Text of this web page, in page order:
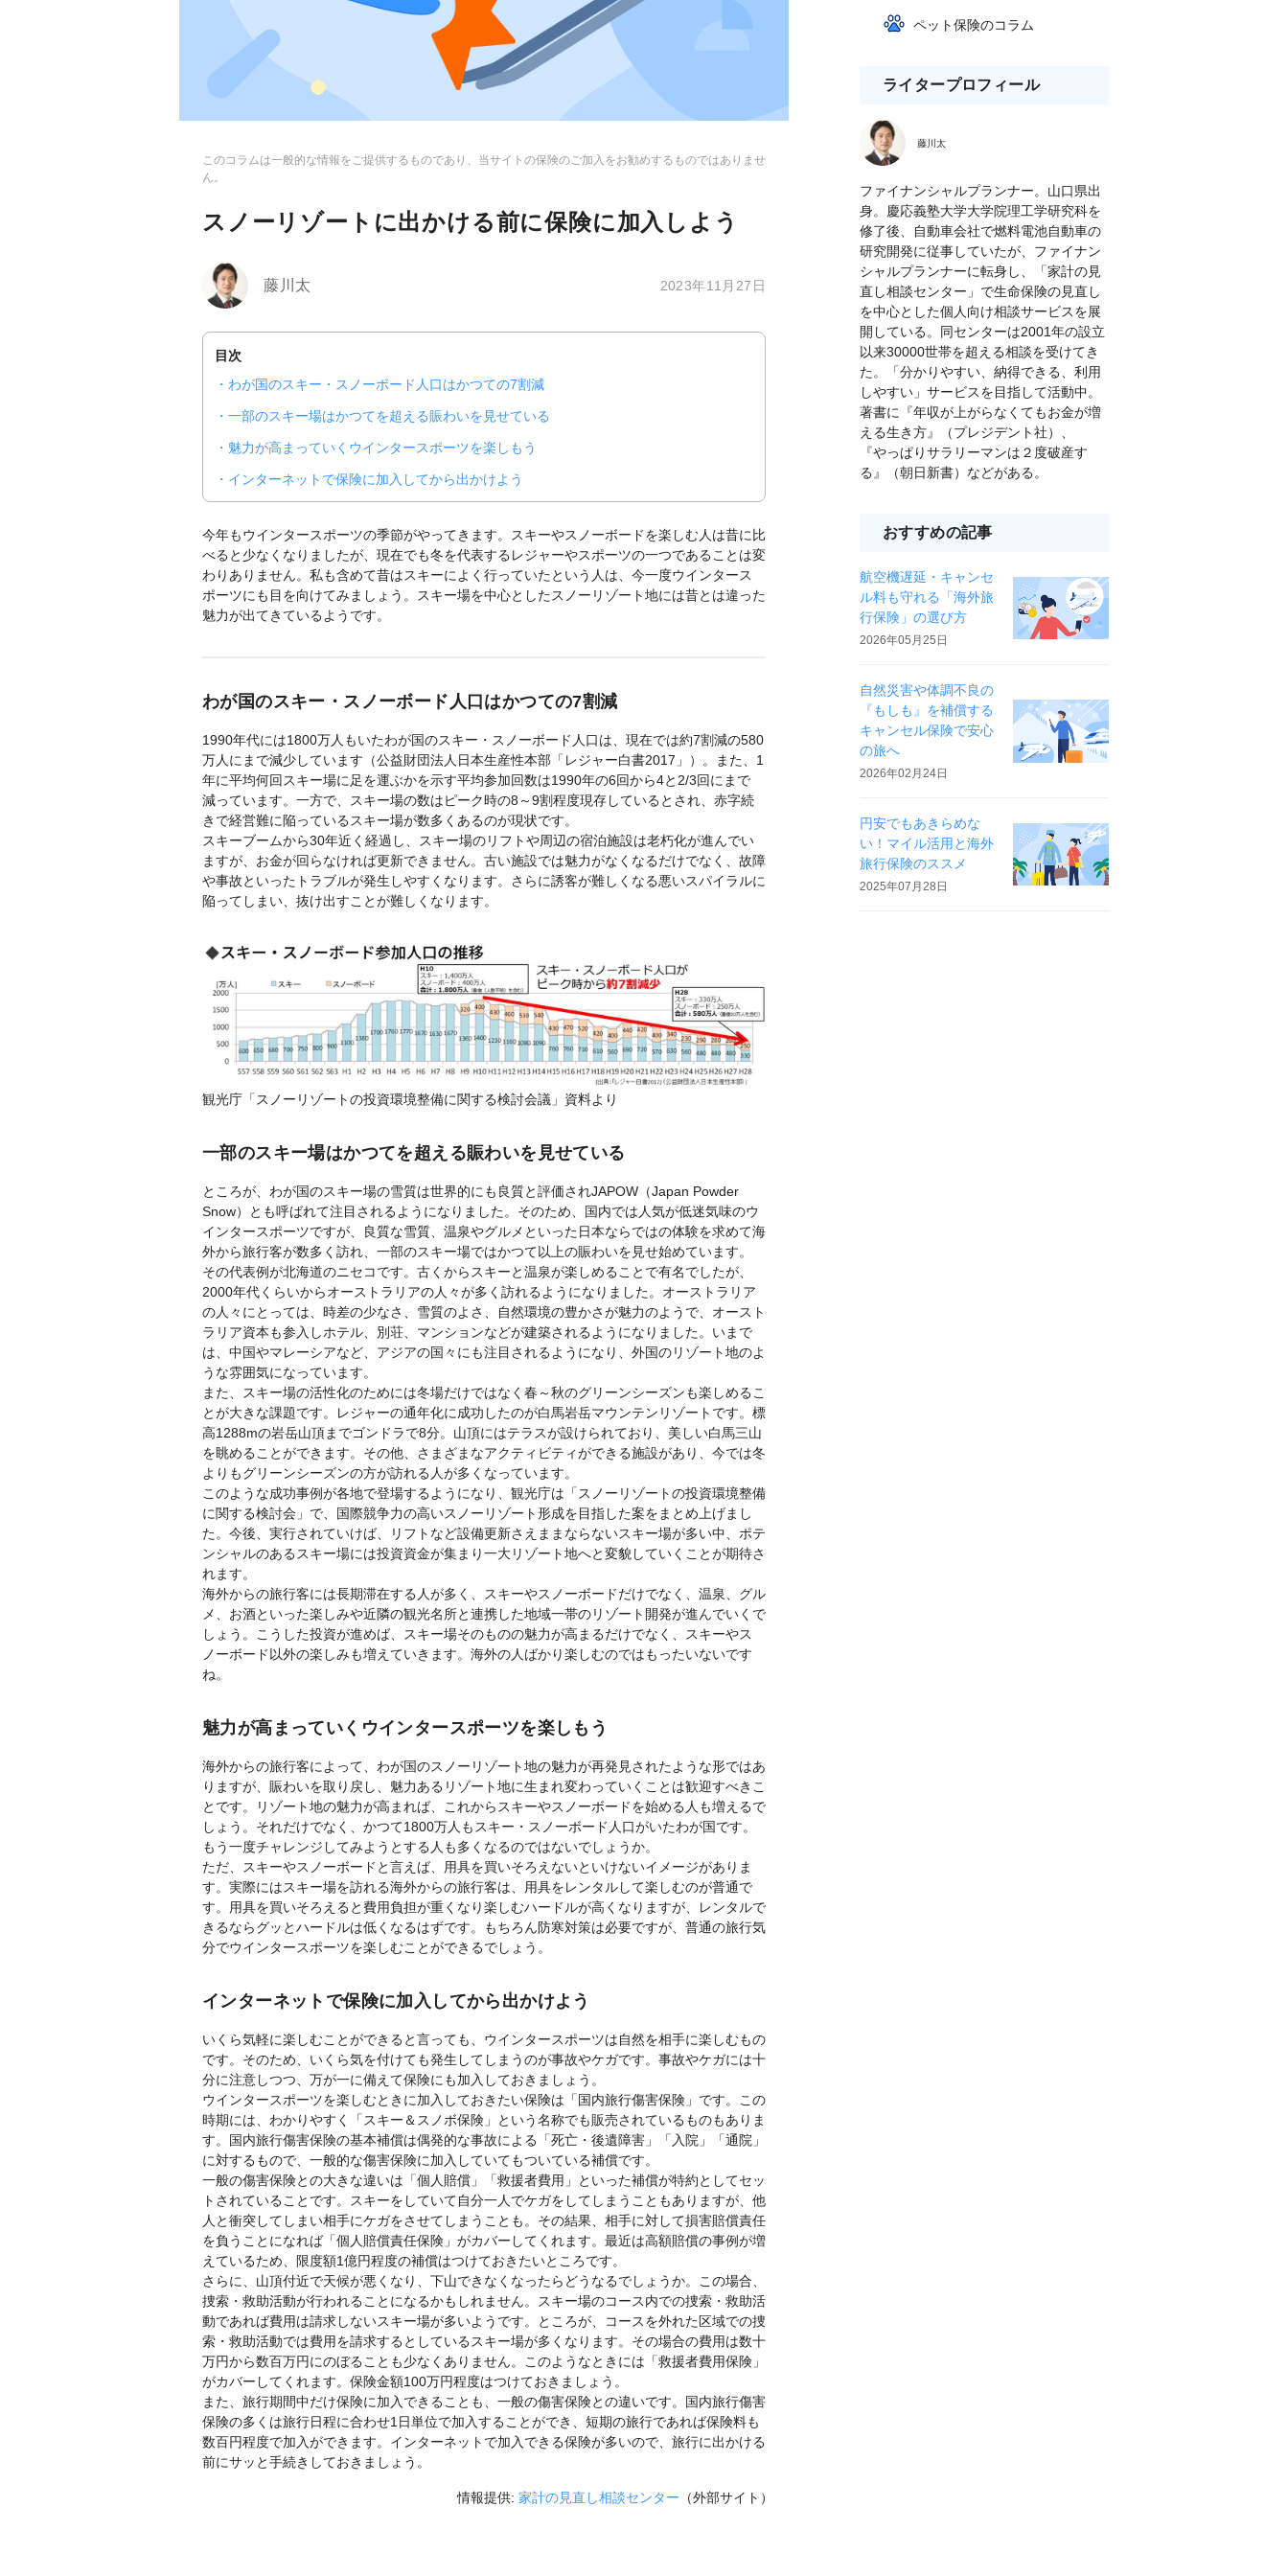
このコラムは一般的な情報をご提供するものであり、当サイトの保険のご加入をお勧めするものではありませ
ん。
スノーリゾートに出かける前に保険に加入しよう
藤川太 2023年11月27日
目次
わが国のスキー・スノーボード人口はかつての7割減
一部のスキー場はかつてを超える賑わいを見せている
魅力が高まっていくウインタースポーツを楽しもう
インターネットで保険に加入してから出かけよう
今年もウインタースポーツの季節がやってきます。スキーやスノーボードを楽しむ人は昔に比
べると少なくなりましたが、現在でも冬を代表するレジャーやスポーツの一つであることは変
わりありません。私も含めて昔はスキーによく行っていたという人は、今一度ウインタース
ポーツにも目を向けてみましょう。スキー場を中心としたスノーリゾート地には昔とは違った
魅力が出てきているようです。
わが国のスキー・スノーボード人口はかつての7割減
1990年代には1800万人もいたわが国のスキー・スノーボード人口は、現在では約7割減の580
万人にまで減少しています（公益財団法人日本生産性本部「レジャー白書2017」）。また、1
年に平均何回スキー場に足を運ぶかを示す平均参加回数は1990年の6回から4と2/3回にまで
減っています。一方で、スキー場の数はピーク時の8～9割程度現存しているとされ、赤字続
きで経営難に陥っているスキー場が数多くあるのが現状です。
スキーブームから30年近く経過し、スキー場のリフトや周辺の宿泊施設は老朽化が進んでい
ますが、お金が回らなければ更新できません。古い施設では魅力がなくなるだけでなく、故障
や事故といったトラブルが発生しやすくなります。さらに誘客が難しくなる悪いスパイラルに
陥ってしまい、抜け出すことが難しくなります。
観光庁「スノーリゾートの投資環境整備に関する検討会議」資料より
一部のスキー場はかつてを超える賑わいを見せている
ところが、わが国のスキー場の雪質は世界的にも良質と評価されJAPOW（Japan Powder
Snow）とも呼ばれて注目されるようになりました。そのため、国内では人気が低迷気味のウ
インタースポーツですが、良質な雪質、温泉やグルメといった日本ならではの体験を求めて海
外から旅行客が数多く訪れ、一部のスキー場ではかつて以上の賑わいを見せ始めています。
その代表例が北海道のニセコです。古くからスキーと温泉が楽しめることで有名でしたが、
2000年代くらいからオーストラリアの人々が多く訪れるようになりました。オーストラリア
の人々にとっては、時差の少なさ、雪質のよさ、自然環境の豊かさが魅力のようで、オースト
ラリア資本も参入しホテル、別荘、マンションなどが建築されるようになりました。いまで
は、中国やマレーシアなど、アジアの国々にも注目されるようになり、外国のリゾート地のよ
うな雰囲気になっています。
また、スキー場の活性化のためには冬場だけではなく春～秋のグリーンシーズンも楽しめるこ
とが大きな課題です。レジャーの通年化に成功したのが白馬岩岳マウンテンリゾートです。標
高1288mの岩岳山頂までゴンドラで8分。山頂にはテラスが設けられており、美しい白馬三山
を眺めることができます。その他、さまざまなアクティビティができる施設があり、今では冬
よりもグリーンシーズンの方が訪れる人が多くなっています。
このような成功事例が各地で登場するようになり、観光庁は「スノーリゾートの投資環境整備
に関する検討会」で、国際競争力の高いスノーリゾート形成を目指した案をまとめ上げまし
た。今後、実行されていけば、リフトなど設備更新さえままならないスキー場が多い中、ポテ
ンシャルのあるスキー場には投資資金が集まり一大リゾート地へと変貌していくことが期待さ
れます。
海外からの旅行客には長期滞在する人が多く、スキーやスノーボードだけでなく、温泉、グル
メ、お酒といった楽しみや近隣の観光名所と連携した地域一帯のリゾート開発が進んでいくで
しょう。こうした投資が進めば、スキー場そのものの魅力が高まるだけでなく、スキーやス
ノーボード以外の楽しみも増えていきます。海外の人ばかり楽しむのではもったいないです
ね。
魅力が高まっていくウインタースポーツを楽しもう
海外からの旅行客によって、わが国のスノーリゾート地の魅力が再発見されたような形ではあ
りますが、賑わいを取り戻し、魅力あるリゾート地に生まれ変わっていくことは歓迎すべきこ
とです。リゾート地の魅力が高まれば、これからスキーやスノーボードを始める人も増えるで
しょう。それだけでなく、かつて1800万人もスキー・スノーボード人口がいたわが国です。
もう一度チャレンジしてみようとする人も多くなるのではないでしょうか。
ただ、スキーやスノーボードと言えば、用具を買いそろえないといけないイメージがありま
す。実際にはスキー場を訪れる海外からの旅行客は、用具をレンタルして楽しむのが普通で
す。用具を買いそろえると費用負担が重くなり楽しむハードルが高くなりますが、レンタルで
きるならグッとハードルは低くなるはずです。もちろん防寒対策は必要ですが、普通の旅行気
分でウインタースポーツを楽しむことができるでしょう。
インターネットで保険に加入してから出かけよう
いくら気軽に楽しむことができると言っても、ウインタースポーツは自然を相手に楽しむもの
です。そのため、いくら気を付けても発生してしまうのが事故やケガです。事故やケガには十
分に注意しつつ、万が一に備えて保険にも加入しておきましょう。
ウインタースポーツを楽しむときに加入しておきたい保険は「国内旅行傷害保険」です。この
時期には、わかりやすく「スキー＆スノボ保険」という名称でも販売されているものもありま
す。国内旅行傷害保険の基本補償は偶発的な事故による「死亡・後遺障害」「入院」「通院」
に対するもので、一般的な傷害保険に加入していてもついている補償です。
一般の傷害保険との大きな違いは「個人賠償」「救援者費用」といった補償が特約としてセッ
トされていることです。スキーをしていて自分一人でケガをしてしまうこともありますが、他
人と衝突してしまい相手にケガをさせてしまうことも。その結果、相手に対して損害賠償責任
を負うことになれば「個人賠償責任保険」がカバーしてくれます。最近は高額賠償の事例が増
えているため、限度額1億円程度の補償はつけておきたいところです。
さらに、山頂付近で天候が悪くなり、下山できなくなったらどうなるでしょうか。この場合、
捜索・救助活動が行われることになるかもしれません。スキー場のコース内での捜索・救助活
動であれば費用は請求しないスキー場が多いようです。ところが、コースを外れた区域での捜
索・救助活動では費用を請求するとしているスキー場が多くなります。その場合の費用は数十
万円から数百万円にのぼることも少なくありません。このようなときには「救援者費用保険」
がカバーしてくれます。保険金額100万円程度はつけておきましょう。
また、旅行期間中だけ保険に加入できることも、一般の傷害保険との違いです。国内旅行傷害
保険の多くは旅行日程に合わせ1日単位で加入することができ、短期の旅行であれば保険料も
数百円程度で加入ができます。インターネットで加入できる保険が多いので、旅行に出かける
前にサッと手続きしておきましょう。
情報提供: 家計の見直し相談センター （外部サイト）
ライタープロフィール
藤川太
ファイナンシャルプランナー。山口県出
身。慶応義塾大学大学院理工学研究科を
修了後、自動車会社で燃料電池自動車の
研究開発に従事していたが、ファイナン
シャルプランナーに転身し、「家計の見
直し相談センター」で生命保険の見直し
を中心とした個人向け相談サービスを展
開している。同センターは2001年の設立
以来30000世帯を超える相談を受けてき
た。「分かりやすい、納得できる、利用
しやすい」サービスを目指して活動中。
著書に『年収が上がらなくてもお金が増
える生き方』（プレジデント社）、
『やっぱりサラリーマンは２度破産す
る』（朝日新書）などがある。
おすすめの記事
航空機遅延・キャンセ
ル料も守れる「海外旅
行保険」の選び方
2026年05月25日
自然災害や体調不良の
『もしも』を補償する
キャンセル保険で安心
の旅へ
2026年02月24日
円安でもあきらめな
い！マイル活用と海外
旅行保険のススメ
2025年07月28日
ペット保険のコラム